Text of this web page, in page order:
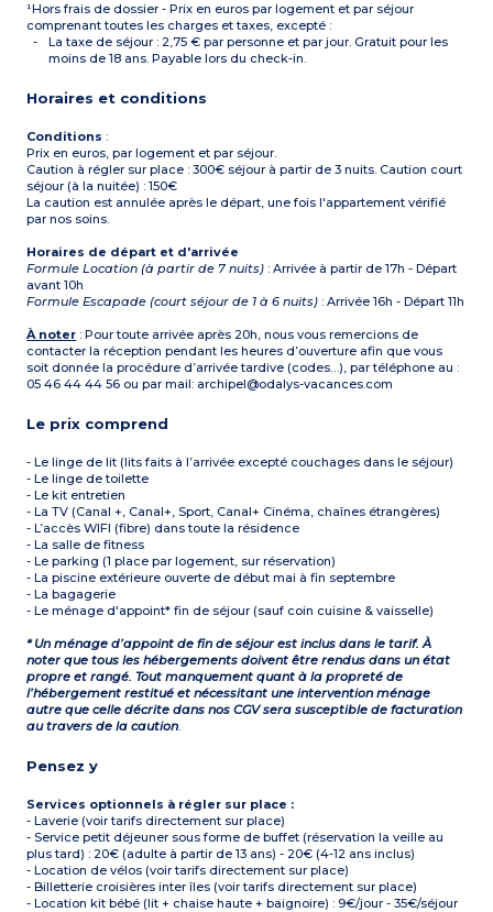
¹Hors frais de dossier - Prix en euros par logement et par séjour
comprenant toutes les charges et taxes, excepté :
La taxe de séjour : 2,75 € par personne et par jour. Gratuit pour les
moins de 18 ans. Payable lors du check-in.
Horaires et conditions
Conditions :
Prix en euros, par logement et par séjour.
Caution à régler sur place : 300€ séjour à partir de 3 nuits. Caution court
séjour (à la nuitée) : 150€
La caution est annulée après le départ, une fois l'appartement vérifié
par nos soins.
Horaires de départ et d'arrivée
Formule Location (à partir de 7 nuits) : Arrivée à partir de 17h - Départ
avant 10h
Formule Escapade (court séjour de 1 à 6 nuits) : Arrivée 16h - Départ 11h
À noter : Pour toute arrivée après 20h, nous vous remercions de
contacter la réception pendant les heures d’ouverture afin que vous
soit donnée la procédure d’arrivée tardive (codes…), par téléphone au :
05 46 44 44 56 ou par mail: archipel@odalys-vacances.com
Le prix comprend
- Le linge de lit (lits faits à l’arrivée excepté couchages dans le séjour)
- Le linge de toilette
- Le kit entretien
- La TV (Canal +, Canal+, Sport, Canal+ Cinéma, chaînes étrangères)
- L’accès WIFI (fibre) dans toute la résidence
- La salle de fitness
- Le parking (1 place par logement, sur réservation)
- La piscine extérieure ouverte de début mai à fin septembre
- La bagagerie
- Le ménage d'appoint* fin de séjour (sauf coin cuisine & vaisselle)
* Un ménage d’appoint de fin de séjour est inclus dans le tarif. À
noter que tous les hébergements doivent être rendus dans un état
propre et rangé. Tout manquement quant à la propreté de
l’hébergement restitué et nécessitant une intervention ménage
autre que celle décrite dans nos CGV sera susceptible de facturation
au travers de la caution.
Pensez y
Services optionnels à régler sur place :
- Laverie (voir tarifs directement sur place)
- Service petit déjeuner sous forme de buffet (réservation la veille au
plus tard) : 20€ (adulte à partir de 13 ans) - 20€ (4-12 ans inclus)
- Location de vélos (voir tarifs directement sur place)
- Billetterie croisières inter îles (voir tarifs directement sur place)
- Location kit bébé (lit + chaise haute + baignoire) : 9€/jour - 35€/séjour